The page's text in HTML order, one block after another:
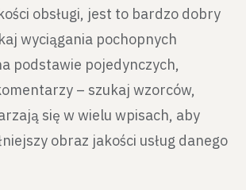
obsługi, jest to bardzo dobry
wyciągania pochopnych
podstawie pojedynczych,
– szukaj wzorców,
się w wielu wpisach, aby
obraz jakości usług danego